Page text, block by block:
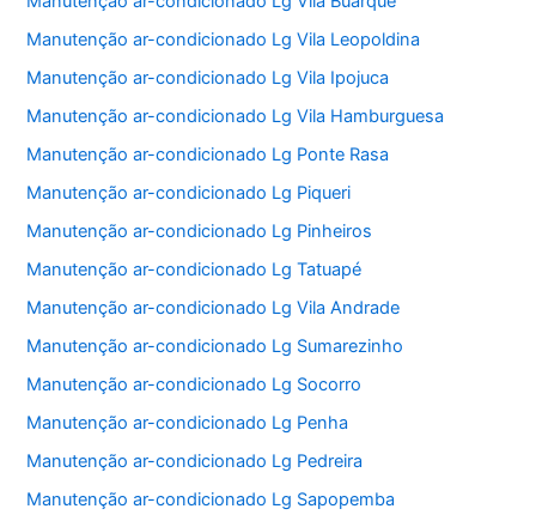
Manutenção ar-condicionado Lg Vila Leopoldina
Manutenção ar-condicionado Lg Vila Ipojuca
Manutenção ar-condicionado Lg Vila Hamburguesa
Manutenção ar-condicionado Lg Ponte Rasa
Manutenção ar-condicionado Lg Piqueri
Manutenção ar-condicionado Lg Pinheiros
Manutenção ar-condicionado Lg Tatuapé
Manutenção ar-condicionado Lg Vila Andrade
Manutenção ar-condicionado Lg Sumarezinho
Manutenção ar-condicionado Lg Socorro
Manutenção ar-condicionado Lg Penha
Manutenção ar-condicionado Lg Pedreira
Manutenção ar-condicionado Lg Sapopemba